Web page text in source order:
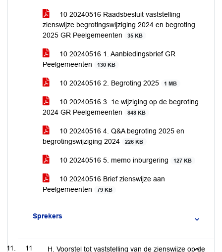
10 20240516 Raadsbesluit vaststelling
zienswijze begrotingswijziging 2024 en begroting
2025 GR Peelgemeenten
35 KB
10 20240516 1. Aanbiedingsbrief GR
Peelgemeenten
130 KB
10 20240516 2. Begroting 2025 1 MB
10 20240516 3. 1e wijziging op de begroting
2024 GR Peelgemeenten
848 KB
10 20240516 4. Q&A begroting 2025 en
begrotingswijziging 2024
226 KB
10 20240516 5. memo inburgering 127 KB
10 20240516 Brief zienswijze aan
Peelgemeenten
79 KB
Sprekers
11 H. Voorstel tot vaststelling van de zienswijze op de